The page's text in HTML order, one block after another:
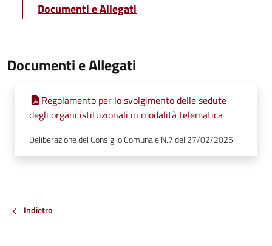
Documenti e Allegati
Documenti e Allegati
Regolamento per lo svolgimento delle sedute
degli organi istituzionali in modalità telematica
Deliberazione del Consiglio Comunale N.7 del 27/02/2025
Indietro